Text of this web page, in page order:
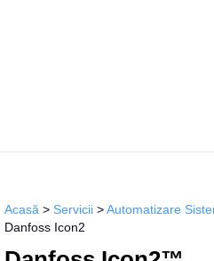
Acasă > Servicii > Automatizare
Danfoss Icon2